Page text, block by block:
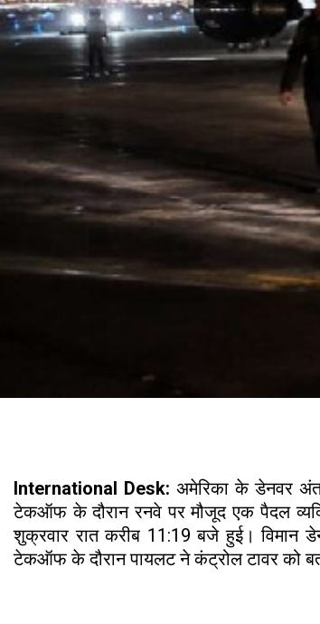
International Desk:अमेरिका के डेनवर
टेकऑफ के दौरान रनवे पर मौजूद एक पैदल
शुक्रवार रात करीब 11:19 बजे हुई। विमान
टेकऑफ के दौरान पायलट ने कंट्रोल टावर को